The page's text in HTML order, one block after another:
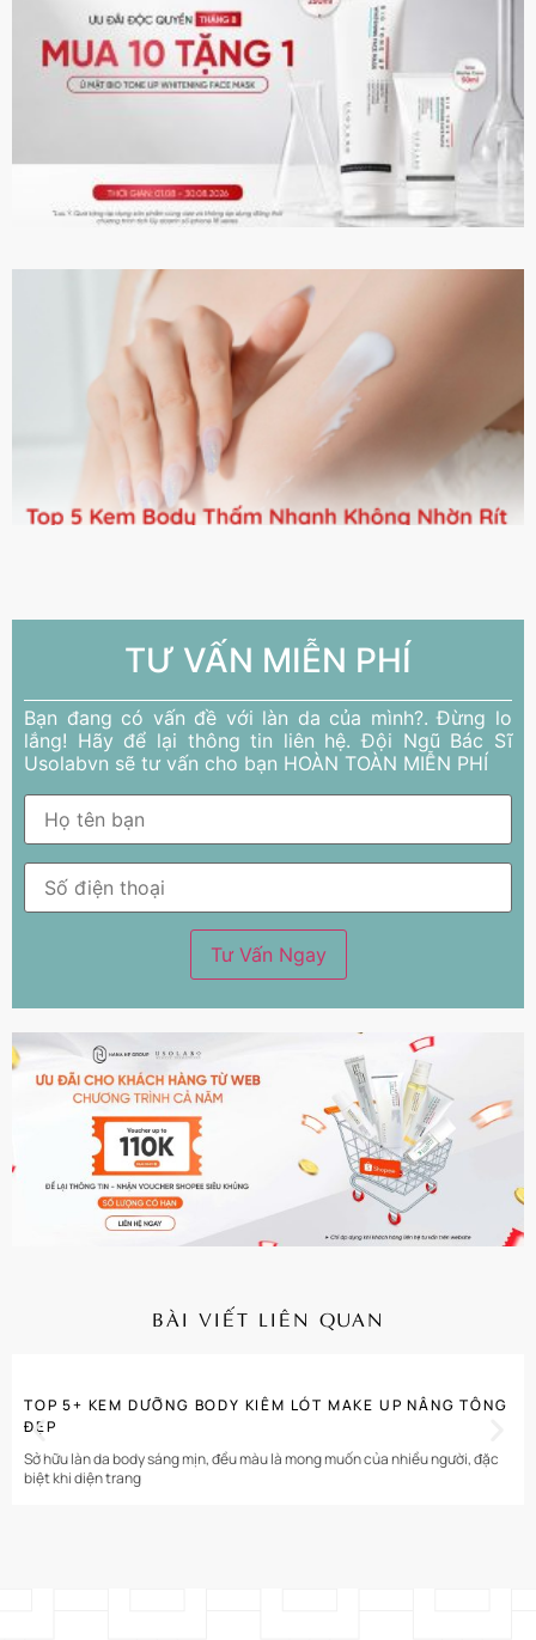
TƯ VẤN MIỄN PHÍ
Bạn đang có vấn đề với làn da của mình?. Đừng lo
lắng! Hãy để lại thông tin liên hệ. Đội Ngũ Bác Sĩ
Usolabvn sẽ tư vấn cho bạn HOÀN TOÀN MIỄN PHÍ
BÀI VIẾT LIÊN QUAN
TOP 5+ KEM DƯỠNG BODY KIÊM LÓT MAKE UP NÂNG TÔNG
ĐẸP
Sở hữu làn da body sáng mịn, đều màu là mong muốn của nhiều người, đặc
biệt khi diện trang